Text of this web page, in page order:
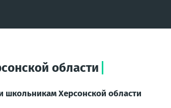
области
школьникам Херсонской области